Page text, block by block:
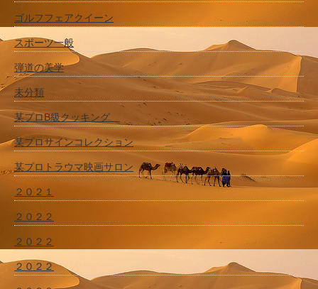
ゴルフフェアクイーン
スポーツ一般
弾道の美学
未分類
某プロB級クッキング
某プロサインコレクション
某プロトラウマ映画サロン
２０２１
２０２２
２０２２
２０２２